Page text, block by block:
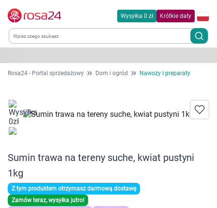
Wysyłka 0 zł Krótkie daty
Kategorie
Dla zwierząt
Zdrowie
Kobieta w ciąży i mama
Rosa24 - Portal sprzedażowy Dom i ogród Nawozy i preparaty
Sumin trawa na tereny suche, kwiat pustyni
1kg
Z tym produktem otrzymasz darmową dostawę
Zamów teraz, wysyłka jutro!